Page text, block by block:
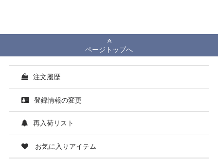
ページトップへ
注文履歴
登録情報の変更
再入荷リスト
お気に入りアイテム